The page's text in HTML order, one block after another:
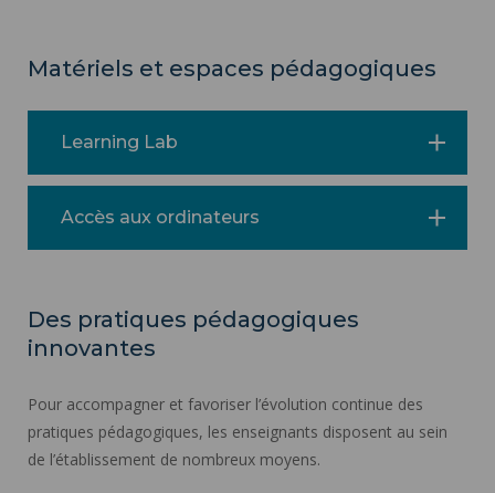
Matériels et espaces pédagogiques
Learning Lab
Accès aux ordinateurs
Des pratiques pédagogiques
innovantes
Pour accompagner et favoriser l’évolution continue des
pratiques pédagogiques, les enseignants disposent au sein
de l’établissement de nombreux moyens.